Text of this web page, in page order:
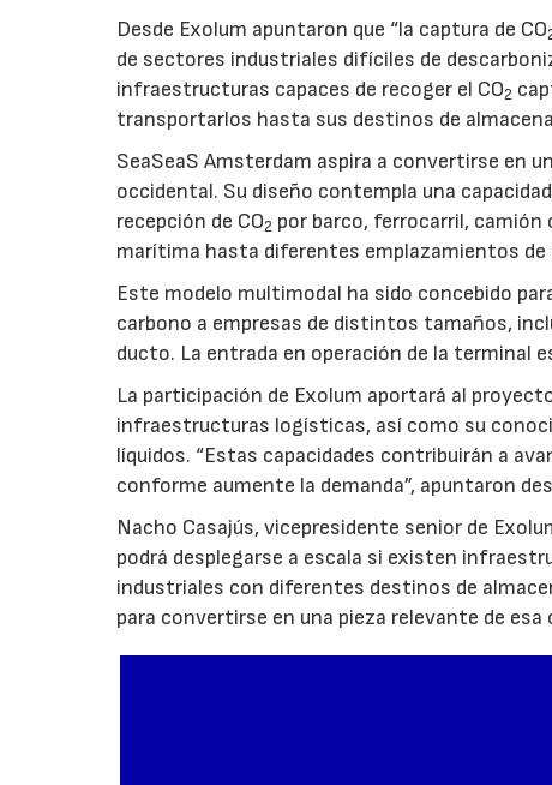
Desde Exolum apuntaron que “la captura de CO
de sectores industriales difíciles de
infraestructuras capaces de recoger el CO2
transportarlos hasta sus destinos de
SeaSeaS Amsterdam aspira a convertirse en
occidental. Su diseño contempla una
recepción de CO2 por barco, ferrocarril, camión
marítima hasta diferentes emplazamientos
Este modelo multimodal ha sido concebido
carbono a empresas de distintos tamaños,
ducto. La entrada en operación de la terminal
La participación de Exolum aportará al
infraestructuras logísticas, así como su
líquidos. “Estas capacidades contribuirán a
conforme aumente la demanda”, apuntaron
Nacho Casajús, vicepresidente senior de
podrá desplegarse a escala si existen
industriales con diferentes destinos de
para convertirse en una pieza relevante de esa